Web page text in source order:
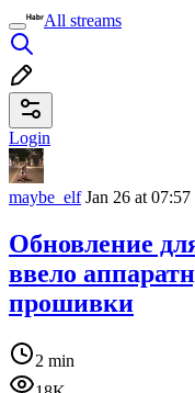
All streams
Login
maybe_elfJan 26 at 07:57
Обновление
ввело
прошивки
2 min